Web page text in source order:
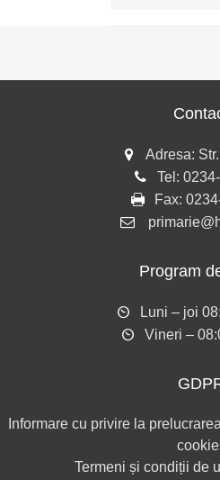
Adresa:
Tel:
Fax:
Program
Luni – joi
Vineri –
Informare cu privire la
Termeni și condiții de